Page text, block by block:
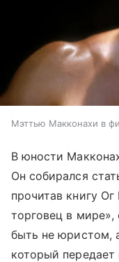
Мэттью Макконахи в
В юности
Он собирался
прочитав книгу
торговец в мире»,
быть не юристом,
который передает